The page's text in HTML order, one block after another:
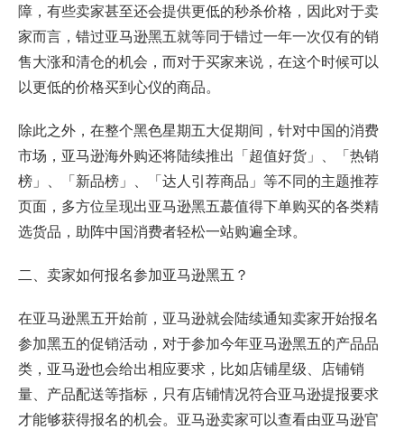
障，有些卖家甚至还会提供更低的秒杀价格，因此对于卖
家而言，错过亚马逊黑五就等同于错过一年一次仅有的销
售大涨和清仓的机会，而对于买家来说，在这个时候可以
以更低的价格买到心仪的商品。
除此之外，在整个黑色星期五大促期间，针对中国的消费
市场，亚马逊海外购还将陆续推出「超值好货」、「热销
榜」、「新品榜」、「达人引荐商品」等不同的主题推荐
页面，多方位呈现出亚马逊黑五蕞值得下单购买的各类精
选货品，助阵中国消费者轻松一站购遍全球。
二、卖家如何报名参加亚马逊黑五？
在亚马逊黑五开始前，亚马逊就会陆续通知卖家开始报名
参加黑五的促销活动，对于参加今年亚马逊黑五的产品品
类，亚马逊也会给出相应要求，比如店铺星级、店铺销
量、产品配送等指标，只有店铺情况符合亚马逊提报要求
才能够获得报名的机会。亚马逊卖家可以查看由亚马逊官